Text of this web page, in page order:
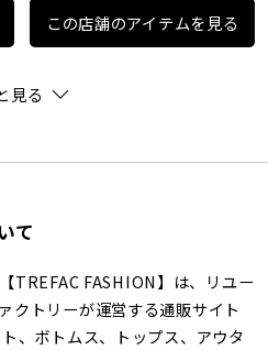
この店舗のアイテムを見る
見る
て
TREFAC FASHION】は、リユー
クトリーが運営する通販サイト
、ボトムス、トップス、アウタ